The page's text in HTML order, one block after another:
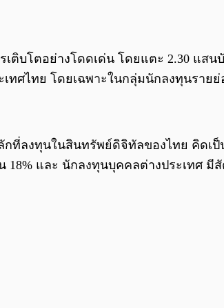
บโตอย่างโดดเด่น โดยแตะ 2.30 แส
ศไทย โดยเฉพาะในกลุ่มนักลงทุนรายย่
ที่ลงทุนในสินทรัพย์ดิจิทัลของไทย คิดเ
และ นักลงทุนบุคคลต่างประเทศ มีสั